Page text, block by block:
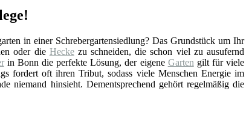
in einer Schrebergartensiedlung? Das Grundstück um Ihr
oder die Heckezu schneiden, die schon viel zu ausufernd
in Bonn die perfekte Lösung, der eigene Garten gilt für viele
fordert oft ihren Tribut, sodass viele Menschen Energie im
niemand hinsieht. Dementsprechend gehört regelmäßig die